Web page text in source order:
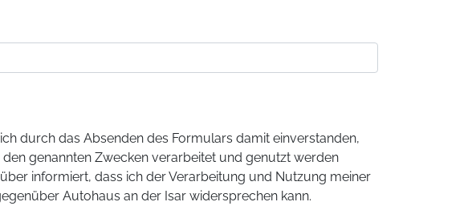
durch das Absenden des Formulars damit einverstanden,
genannten Zwecken verarbeitet und genutzt werden
informiert, dass ich der Verarbeitung und Nutzung meiner
Autohaus an der Isar widersprechen kann.